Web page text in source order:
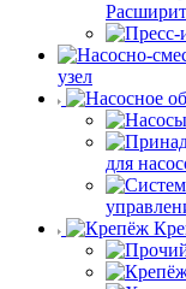
узел
для